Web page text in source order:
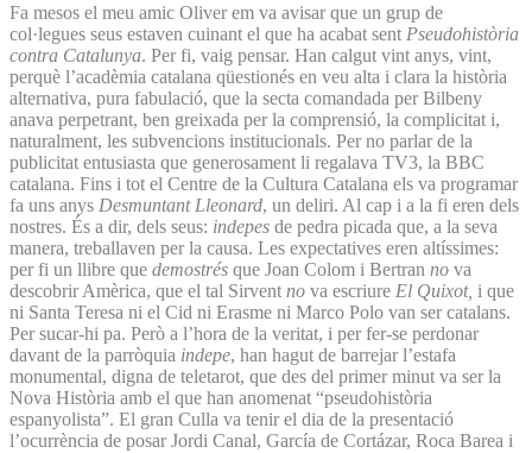
Fa mesos el meu amic Oliver em va avisar que un grup de
col·legues seus estaven cuinant el que ha acabat sent Pseudohistòria
contra Catalunya. Per fi, vaig pensar. Han calgut vint anys, vint,
perquè l’acadèmia catalana qüestionés en veu alta i clara la història
alternativa, pura fabulació, que la secta comandada per Bilbeny
anava perpetrant, ben greixada per la comprensió, la complicitat i,
naturalment, les subvencions institucionals. Per no parlar de la
publicitat entusiasta que generosament li regalava TV3, la BBC
catalana. Fins i tot el Centre de la Cultura Catalana els va programar
fa uns anys Desmuntant Lleonard, un deliri. Al cap i a la fi eren dels
nostres. És a dir, dels seus: indepes de pedra picada que, a la seva
manera, treballaven per la causa. Les expectatives eren altíssimes:
per fi un llibre que demostrés que Joan Colom i Bertran no va
descobrir Amèrica, que el tal Sirvent no va escriure El Quixot, i que
ni Santa Teresa ni el Cid ni Erasme ni Marco Polo van ser catalans.
Per sucar-hi pa. Però a l’hora de la veritat, i per fer-se perdonar
davant de la parròquia indepe, han hagut de barrejar l’estafa
monumental, digna de teletarot, que des del primer minut va ser la
Nova Història amb el que han anomenat “pseudohistòria
espanyolista”. El gran Culla va tenir el dia de la presentació
l’ocurrència de posar Jordi Canal, García de Cortázar, Roca Barea i